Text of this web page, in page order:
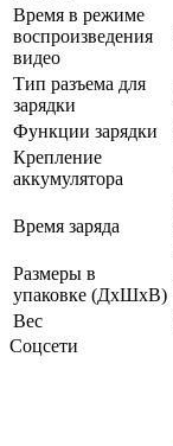
Время в режиме
воспроизведения
видео
Тип разъема для
зарядки
Функции зарядки
Крепление
аккумулятора
Время заряда
Размеры в
упаковке (ДхШхВ)
Вес
Соцсети